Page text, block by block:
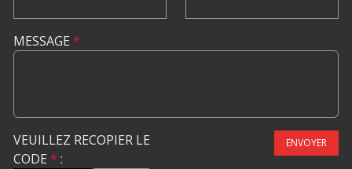
MESSAGE *
VEUILLEZ RECOPIER LE
CODE * :
ENVOYER